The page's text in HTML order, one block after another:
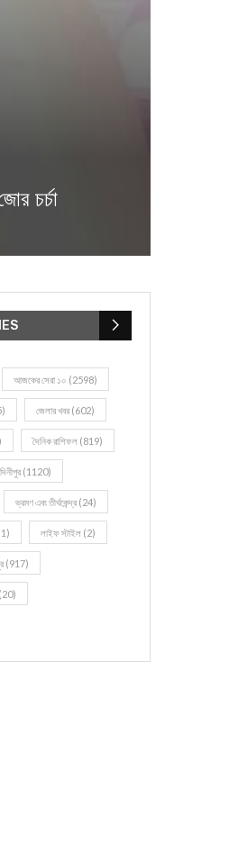
চর্চা
আজকের সেরা ১০ (2598)
জেলার খবর (602)
দৈনিক রাশিফল (819)
(1120)
ভ্রমণ এবং তীর্থকেন্দ্র (24)
লাইফ স্টাইল (2)
(917)
(20)